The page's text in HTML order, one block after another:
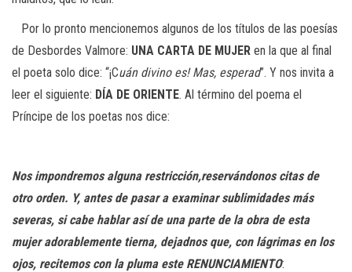
Por lo pronto mencionemos algunos de los títulos de las poesías
de Desbordes Valmore: UNA CARTA DE MUJER en la que al final
el poeta solo dice: “¡Cuán divino es! Mas, esperad”. Y nos invita a
leer el siguiente: DÍA DE ORIENTE. Al término del poema el
Príncipe de los poetas nos dice:
Nos impondremos alguna restricción,reservándonos citas de
otro orden. Y, antes de pasar a examinar sublimidades más
severas, si cabe hablar asíde una parte de la obra de esta
mujer adorablemente tierna, dejadnos que, con lágrimas en los
ojos, recitemos con la pluma este RENUNCIAMIENTO: